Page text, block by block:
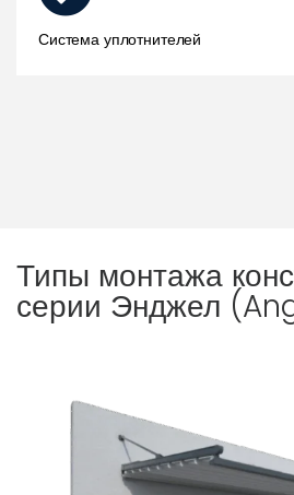
Система уплотнителей
Типы монтажа
серии Энджел